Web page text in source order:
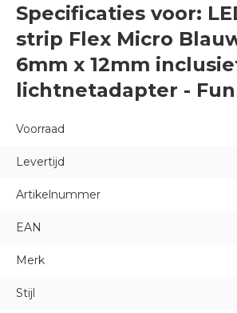
Specificaties voor:
strip Flex Micro
6mm x 12mm
lichtnetadapter -
Voorraad
Levertijd
Artikelnummer
EAN
Merk
Stijl